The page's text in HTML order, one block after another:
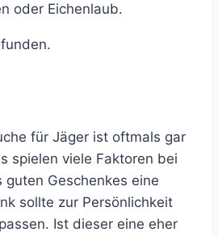
oder Eichenlaub.
für Jäger ist oftmals gar
spielen viele Faktoren bei
guten Geschenkes eine
sollte zur Persönlichkeit
Ist dieser eine eher